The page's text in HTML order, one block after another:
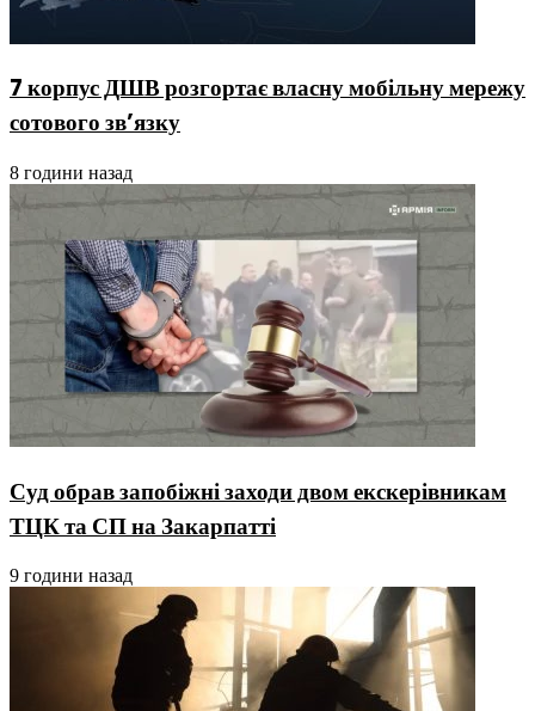
7 корпус ДШВ розгортає власну мобільну мережу
сотового зв’язку
8 години назад
Суд обрав запобіжні заходи двом екскерівникам
ТЦК та СП на Закарпатті
9 години назад